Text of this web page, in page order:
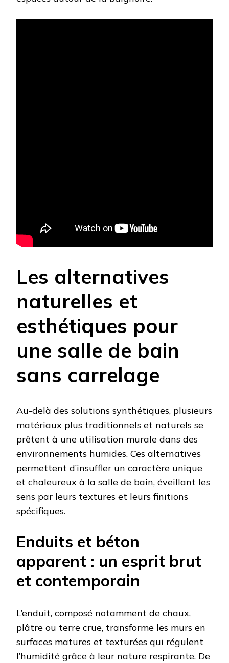
Les alternatives
naturelles et
esthétiques pour
une salle de bain
sans carrelage
Au-delà des solutions synthétiques, plusieurs
matériaux plus traditionnels et naturels se
prêtent à une utilisation murale dans des
environnements humides. Ces alternatives
permettent d’insuffler un caractère unique
et chaleureux à la salle de bain, éveillant les
sens par leurs textures et leurs finitions
spécifiques.
Enduits et béton
apparent : un esprit brut
et contemporain
L’enduit, composé notamment de chaux,
plâtre ou terre crue, transforme les murs en
surfaces matures et texturées qui régulent
l’humidité grâce à leur nature respirante. De